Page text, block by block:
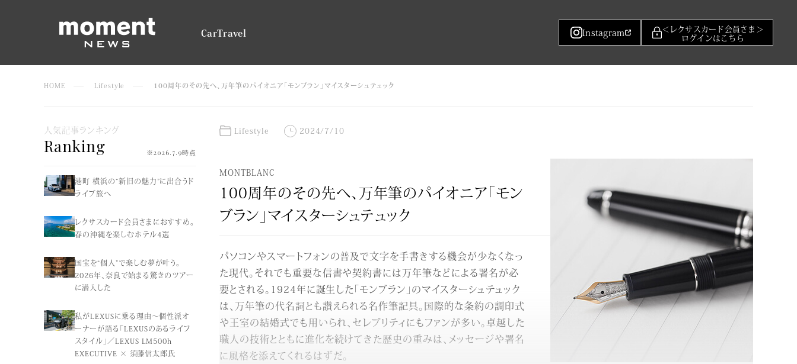
CarTravel Instagram
＜レクサスカード会員さま＞
ログインはこちら
HOME Lifestyle 100周年のその先へ、万年筆のパイオニア「モンブラン」マイスターシュテュック
人気記事ランキング
Ranking ※2026.7.9時点
港町 横浜の“新旧の魅力”に出合うド
ライブ旅へ
レクサスカード会員さまにおすすめ。
春の沖縄を楽しむホテル4選
国宝を“個人”で楽しむ夢が叶う。
2026年、奈良で始まる驚きのツアー
に潜入した
私がLEXUSに乗る理由〜個性派オ
ーナーが語る「LEXUSのあるライフ
スタイル」／LEXUS LM500h
EXECUTIVE × 須藤信太郎氏
Lifestyle 2024/7/10
MONTBLANC
100周年のその先へ、万年筆のパイオニア「モン
ブラン」マイスターシュテュック
パソコンやスマートフォンの普及で文字を手書きする機会が少なくなっ
た現代。それでも重要な信書や契約書には万年筆などによる署名が必
要とされる。1924年に誕生した「モンブラン」のマイスターシュテュック
は、万年筆の代名詞とも讃えられる名作筆記具。国際的な条約の調印式
や王室の結婚式でも用いられ、セレブリティにもファンが多い。卓越した
職人の技術とともに進化を続けてきた歴史の重みは、メッセージや署名
に風格を添えてくれるはずだ。